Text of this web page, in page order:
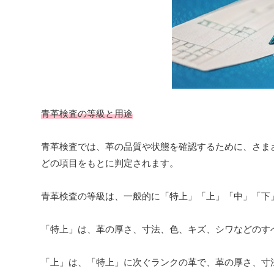
青革検査の等級と用途
青革検査では、革の品質や状態を確認するために、さ
どの項目をもとに判定されます。
青革検査の等級は、一般的に「特上」「上」「中」「
「特上」は、革の厚さ、寸法、色、キズ、シワなどの
「上」は、「特上」に次ぐランクの革で、革の厚さ、